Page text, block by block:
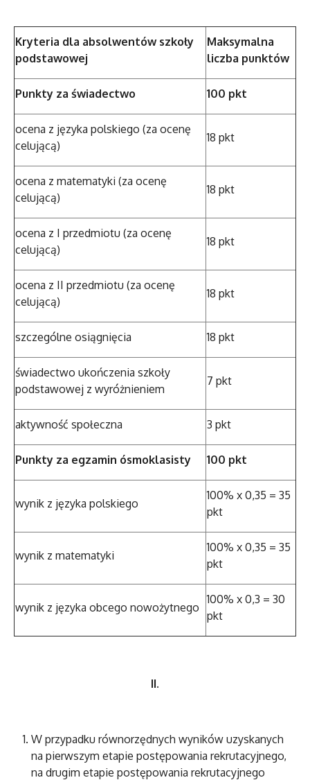
Kryteria dla absolwentów szkoły
podstawowej
Maksymalna
liczba punktów
Punkty za świadectwo 100 pkt
ocena z języka polskiego (za ocenę
celującą)
18 pkt
ocena z matematyki (za ocenę
celującą)
18 pkt
ocena z I przedmiotu (za ocenę
celującą)
18 pkt
ocena z II przedmiotu (za ocenę
celującą)
18 pkt
szczególne osiągnięcia 18 pkt
świadectwo ukończenia szkoły
podstawowej z wyróżnieniem
7 pkt
aktywność społeczna 3 pkt
Punkty za egzamin ósmoklasisty 100 pkt
wynik z języka polskiego
100% x 0,35 = 35
pkt
wynik z matematyki
100% x 0,35 = 35
pkt
wynik z języka obcego nowożytnego
100% x 0,3 = 30
pkt
II.
W przypadku równorzędnych wyników uzyskanych
na pierwszym etapie postępowania rekrutacyjnego,
na drugim etapie postępowania rekrutacyjnego